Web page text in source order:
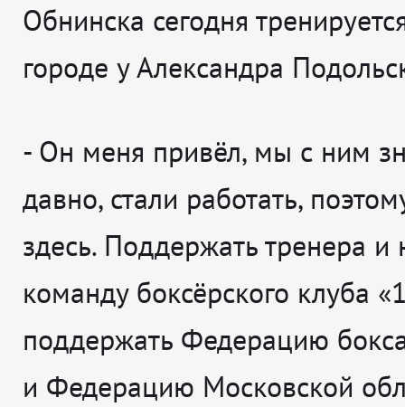
Обнинска сегодня
городе у Александра
- Он меня привёл, мы с ним
давно, стали работать,
здесь. Поддержать тренера и
команду боксёрского клуба
поддержать Федерацию
и Федерацию Московской